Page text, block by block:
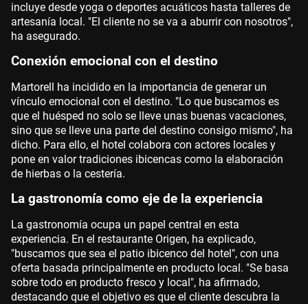
incluye desde yoga o deportes acuáticos hasta talleres de
artesanía local. "El cliente no se va a aburrir con nosotros",
ha asegurado.
Conexión emocional con el destino
Martorell ha incidido en la importancia de generar un
vínculo emocional con el destino. "Lo que buscamos es
que el huésped no solo se lleve unas buenas vacaciones,
sino que se lleve una parte del destino consigo mismo", ha
dicho. Para ello, el hotel colabora con actores locales y
pone en valor tradiciones ibicencas como la elaboración
de hierbas o la cestería.
La gastronomía como eje de la experiencia
La gastronomía ocupa un papel central en esta
experiencia. En el restaurante Origen, ha explicado,
"buscamos que sea el patio ibicenco del hotel", con una
oferta basada principalmente en producto local. "Se basa
sobre todo en producto fresco y local", ha afirmado,
destacando que el objetivo es que el cliente descubra la